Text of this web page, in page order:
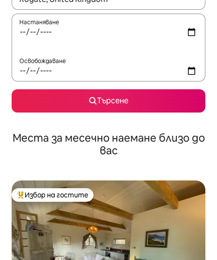
Настаняване
Освобождаване
Търсене
Места за месечно наемане близо до
вас
Най-популярен избор на гостите
Избор на гостите